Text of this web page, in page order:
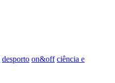
desporto on&off ciência e